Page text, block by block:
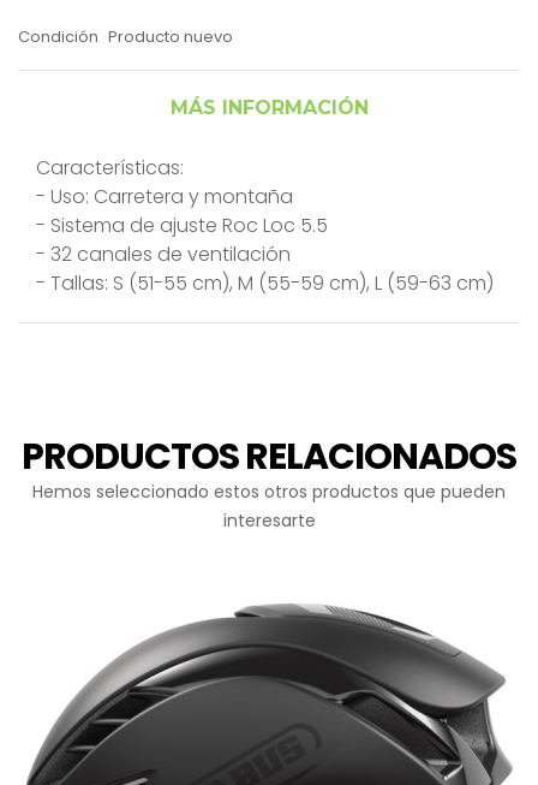
Condición Producto nuevo
MÁS INFORMACIÓN
Características:
- Uso: Carretera y montaña
- Sistema de ajuste Roc Loc 5.5
- 32 canales de ventilación
- Tallas: S (51-55 cm), M (55-59 cm), L (59-63 cm)
PRODUCTOS RELACIONADOS
Hemos seleccionado estos otros productos que pueden
interesarte